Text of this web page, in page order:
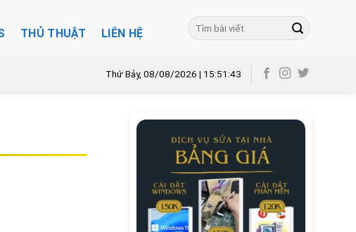
THỦ THUẬT LIÊN HỆ
Thứ Bảy, 08/08/2026 | 15:51:44